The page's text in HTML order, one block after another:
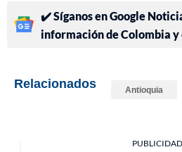
✔️ Síganos en Google
información de Colombia y
Relacionados Antioquia
PUBLICIDAD